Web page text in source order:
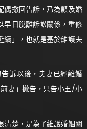
偶撤回告訴，乃為顧及婚
早日脫離訴訟關係，重修
續」，也就是基於維護夫
訴以後，夫妻已經離婚
妻」撤告，只告小王/小
清楚，是為了維護婚姻關